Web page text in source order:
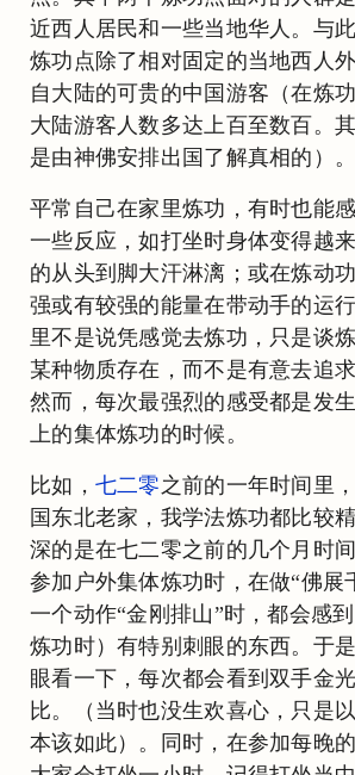
近西人居民和一些当地华人。与
炼功点除了相对固定的当地西人
自大陆的可贵的中国游客（在炼
大陆游客人数多达上百至数百。
是由神佛安排出国了解真相的）。
平常自己在家里炼功，有时也能
一些反应，如打坐时身体变得越
的从头到脚大汗淋漓；或在炼动
强或有较强的能量在带动手的运
里不是说凭感觉去炼功，只是谈
某种物质存在，而不是有意去追求
然而，每次最强烈的感受都是发
上的集体炼功的时候。
比如， 七二零 之前的一年时间里
国东北老家，我学法炼功都比较
深的是在七二零之前的几个月时
参加户外集体炼功时，在做“佛展
一个动作“金刚排山”时，都会感
炼功时）有特别刺眼的东西。于
眼看一下，每次都会看到双手金
比。（当时也没生欢喜心，只是
本该如此）。同时，在参加每晚